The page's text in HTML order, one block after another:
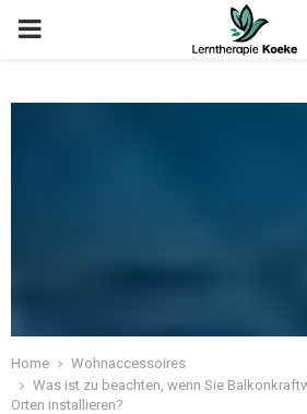
Home
Wohnaccessoires
Was ist zu beachten, wenn Sie
Orten installieren?